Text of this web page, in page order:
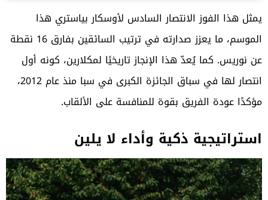
يمثل هذا الفوز الانتصار السادس لأوسكار بياستري هذا
الموسم، ما يعزز صدارته في ترتيب السائقين بفارق 16 نقطة
عن نوريس. كما يُعدّ هذا الإنجاز تاريخيًا لمكلارين، كونه أول
انتصار لها في سباق الجائزة الكبرى في سبا منذ عام 2012،
مؤكدًا عودة الفريق بقوة للمنافسة على الألقاب.
استراتيجية ذكية وأداء لا يلين